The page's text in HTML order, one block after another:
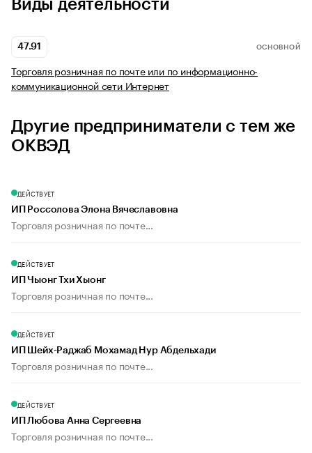
Виды деятельности
47.91 ОСНОВНОЙ
Торговля розничная по почте или по информационно-
коммуникационной сети Интернет
Другие предприниматели с тем же
ОКВЭД
ДЕЙСТВУЕТ
ИП Россолова Элона Вячеславовна
Торговля розничная по почте...
ДЕЙСТВУЕТ
ИП Чыонг Тхи Хыонг
Торговля розничная по почте...
ДЕЙСТВУЕТ
ИП Шейх-Раджаб Мохамад Нур Абдельхади
Торговля розничная по почте...
ДЕЙСТВУЕТ
ИП Любова Анна Сергеевна
Торговля розничная по почте...